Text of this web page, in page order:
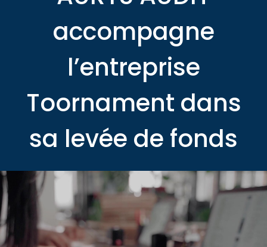
accompagne
l’entreprise
Toornament dans
sa levée de fonds